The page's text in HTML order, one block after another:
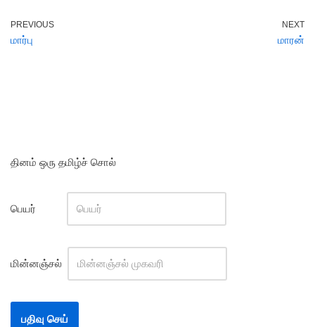
PREVIOUS
மார்பு
NEXT
மாரன்
தினம் ஒரு தமிழ்ச் சொல்
பெயர்
மின்னஞ்சல்